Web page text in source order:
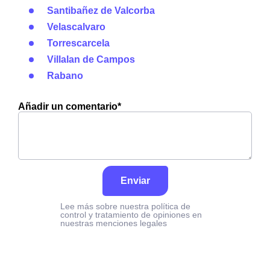
Santibañez de Valcorba
Velascalvaro
Torrescarcela
Villalan de Campos
Rabano
Añadir un comentario*
Enviar
Lee más sobre nuestra política de
control y tratamiento de opiniones en
nuestras menciones legales